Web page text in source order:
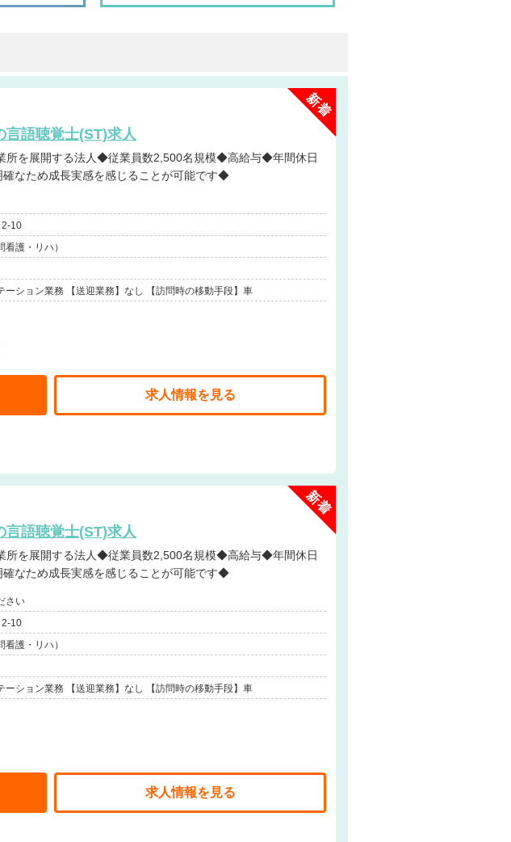
言語聴覚士(ST)求人
なため成長実感を感じることが可能です◆
2-10
護・リハ）
ーション業務 【送迎業務】なし 【訪問時の移動手段】車
求人情報を見る
言語聴覚士(ST)求人
なため成長実感を感じることが可能です◆
さい
2-10
護・リハ）
ーション業務 【送迎業務】なし 【訪問時の移動手段】車
求人情報を見る